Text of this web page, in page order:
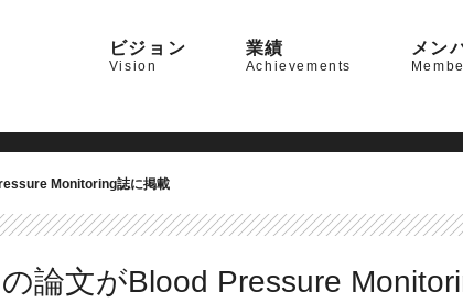
ビジョン
Vision
業績
Achievements
メン
Monitoring誌に掲載
論文がBlood Pressure